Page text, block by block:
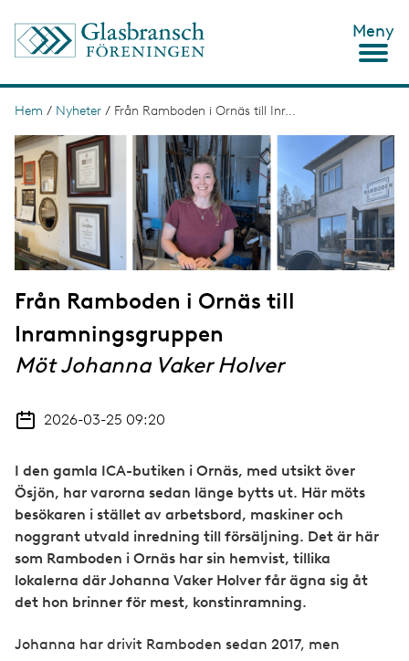
Meny
L
ä
n
k
s
t
g
Hem / Nyheter / Från Ramboden i Ornäs till Inr...
I
m
a
g
e
Från Ramboden i Ornäs till
Inramningsgruppen
Möt Johanna Vaker Holver
2026-03-25 09:20
I den gamla ICA-butiken i Ornäs, med utsikt över
Ösjön, har varorna sedan länge bytts ut. Här möts
besökaren i stället av arbetsbord, maskiner och
noggrant utvald inredning till försäljning. Det är här
som Ramboden i Ornäs har sin hemvist, tillika
lokalerna där Johanna Vaker Holver får ägna sig åt
det hon brinner för mest, konstinramning.
Johanna har drivit Ramboden sedan 2017, men